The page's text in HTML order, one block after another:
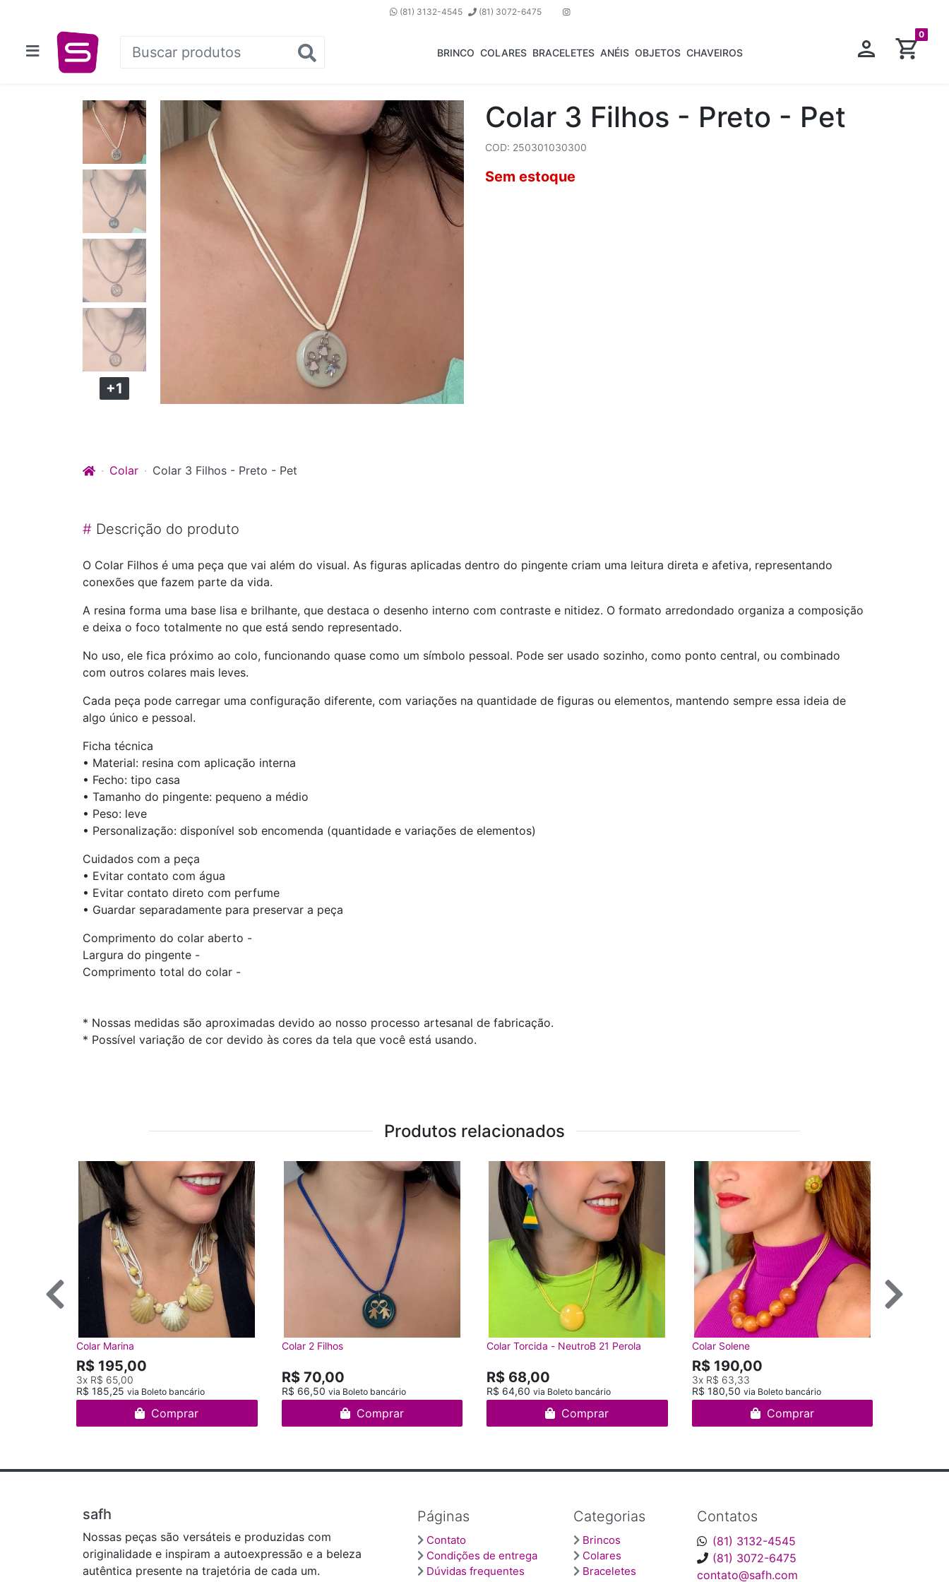
(81) 3132-4545 (81) 3072-6475
0
BRINCO COLARES BRACELETES ANÉIS OBJETOS CHAVEIROS
+1
Colar 3 Filhos - Preto - Pet
COD: 250301030300
Sem estoque
Colar Colar 3 Filhos - Preto - Pet
# Descrição do produto
O Colar Filhos é uma peça que vai além do visual. As figuras aplicadas dentro do pingente criam uma leitura direta e afetiva, representando
conexões que fazem parte da vida.
A resina forma uma base lisa e brilhante, que destaca o desenho interno com contraste e nitidez. O formato arredondado organiza a composição
e deixa o foco totalmente no que está sendo representado.
No uso, ele fica próximo ao colo, funcionando quase como um símbolo pessoal. Pode ser usado sozinho, como ponto central, ou combinado
com outros colares mais leves.
Cada peça pode carregar uma configuração diferente, com variações na quantidade de figuras ou elementos, mantendo sempre essa ideia de
algo único e pessoal.
Ficha técnica
• Material: resina com aplicação interna
• Fecho: tipo casa
• Tamanho do pingente: pequeno a médio
• Peso: leve
• Personalização: disponível sob encomenda (quantidade e variações de elementos)
Cuidados com a peça
• Evitar contato com água
• Evitar contato direto com perfume
• Guardar separadamente para preservar a peça
Comprimento do colar aberto -
Largura do pingente -
Comprimento total do colar -
* Nossas medidas são aproximadas devido ao nosso processo artesanal de fabricação.
* Possível variação de cor devido às cores da tela que você está usando.
Produtos relacionados
Colar Marina
R$ 195,00
3x R$ 65,00
R$ 185,25 via Boleto bancário
Comprar
Colar 2 Filhos
R$ 70,00
R$ 66,50 via Boleto bancário
Comprar
Colar Torcida - NeutroB 21 Perola
R$ 68,00
R$ 64,60 via Boleto bancário
Comprar
Colar Solene
R$ 190,00
3x R$ 63,33
R$ 180,50 via Boleto bancário
Comprar
Contatos
(81) 3132-4545
(81) 3072-6475
contato@safh.com
Páginas
Contato
Condições de entrega
Dúvidas frequentes
Categorias
Brincos
Colares
Braceletes
safh
Nossas peças são versáteis e produzidas com
originalidade e inspiram a autoexpressão e a beleza
autêntica presente na trajetória de cada um.